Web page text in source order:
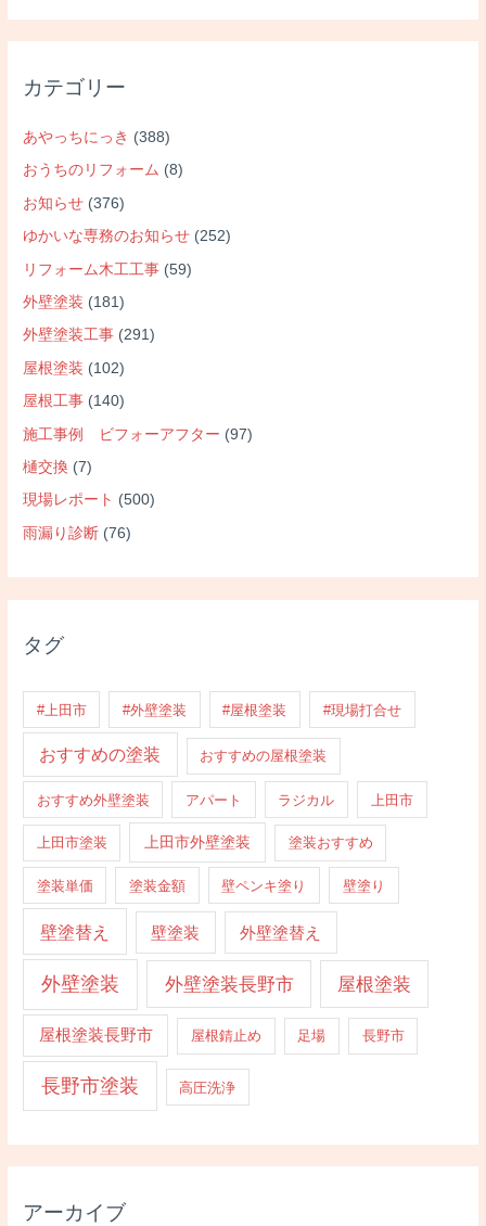
カテゴリー
あやっちにっき (388)
おうちのリフォーム (8)
お知らせ (376)
ゆかいな専務のお知らせ (252)
リフォーム木工工事 (59)
外壁塗装 (181)
外壁塗装工事 (291)
屋根塗装 (102)
屋根工事 (140)
施工事例 ビフォーアフター (97)
樋交換 (7)
現場レポート (500)
雨漏り診断 (76)
タグ
#上田市 #外壁塗装 #屋根塗装 #現場打合せ
おすすめの塗装 おすすめの屋根塗装
おすすめ外壁塗装 アパート ラジカル 上田市
上田市塗装 上田市外壁塗装 塗装おすすめ
塗装単価 塗装金額 壁ペンキ塗り 壁塗り
壁塗替え 壁塗装 外壁塗替え
外壁塗装 外壁塗装長野市 屋根塗装
屋根塗装長野市 屋根錆止め 足場 長野市
長野市塗装 高圧洗浄
アーカイブ